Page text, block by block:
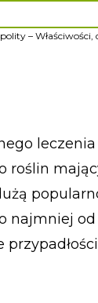
–
roślin
najmniej